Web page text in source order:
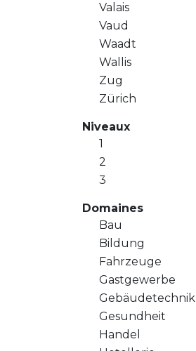
Valais
Vaud
Waadt
Wallis
Zug
Zürich
Niveaux
1
2
3
Domaines
Bau
Bildung
Fahrzeuge
Gastgewerbe
Gebäudetechnik
Gesundheit
Handel